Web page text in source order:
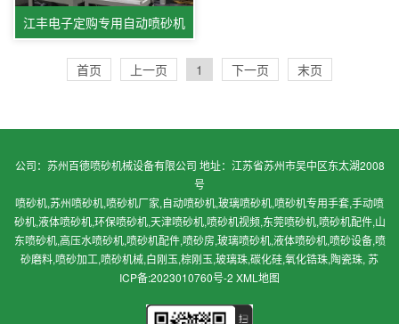
江丰电子定购专用自动喷砂机
首页 上一页 1 下一页 末页
公司：苏州百德喷砂机械设备有限公司 地址：江苏省苏州市吴中区东太湖2008
号
喷砂机,苏州喷砂机,喷砂机厂家,自动喷砂机,玻璃喷砂机,喷砂机专用手套,手动喷
砂机,液体喷砂机,环保喷砂机,天津喷砂机,喷砂机视频,东莞喷砂机,喷砂机配件,山
东喷砂机,高压水喷砂机,喷砂机配件,喷砂房,玻璃喷砂机,液体喷砂机,喷砂设备,喷
砂磨料,喷砂加工,喷砂机械,白刚玉,棕刚玉,玻璃珠,碳化硅,氧化锆珠,陶瓷珠, 苏
ICP备:2023010760号-2 XML地图